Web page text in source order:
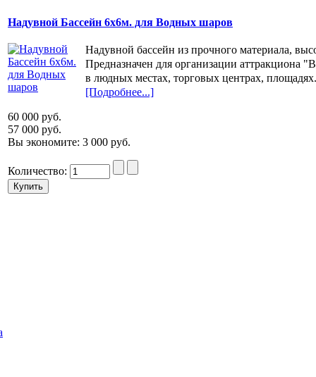
Надувной Бассейн 6х6м. для Водных шаров
Надувной бассейн из прочного материала,
Предназначен для организации аттракциона
в людных местах, торговых центрах, площадях.
[Подробнее...]
60 000 руб.
57 000 руб.
Вы экономите: 3 000 руб.
Количество: